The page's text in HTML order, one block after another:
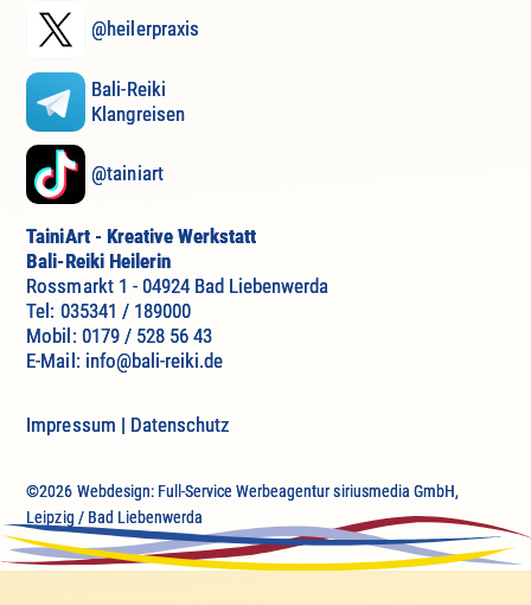
@heilerpraxis
Bali-Reiki
Klangreisen
@tainiart
TainiArt - Kreative Werkstatt
Bali-Reiki Heilerin
Rossmarkt 1 - 04924 Bad Liebenwerda
Tel: 035341 / 189000
Mobil: 0179 / 528 56 43
E-Mail: info@bali-reiki.de
Impressum | Datenschutz
©2026 Webdesign: Full-Service Werbeagentur siriusmedia GmbH,
Leipzig / Bad Liebenwerda